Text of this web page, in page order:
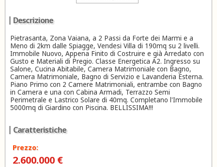
Descrizione
Pietrasanta, Zona Vaiana, a 2 Passi da Forte dei Marmi e a
Meno di 2km dalle Spiagge, Vendesi Villa di 190mq su 2 livelli.
Immobile Nuovo, Appena Finito di Costruire e già Arredato con
Gusto e Materiali di Pregio. Classe Energetica A2. Ingresso su
Salone, Cucina Abitabile, Camera Matrimoniale con Bagno,
Camera Matrimoniale, Bagno di Servizio e Lavanderia Esterna.
Piano Primo con 2 Camere Matrimoniali, entrambe con Bagno
in Camera e una con Cabina Armadi, Terrazzo Semi
Perimetrale e Lastrico Solare di 40mq. Completano l'Immobile
5000mq di Giardino con Piscina. BELLISSIMA!!!
Caratteristiche
Prezzo:
2.600.000 €